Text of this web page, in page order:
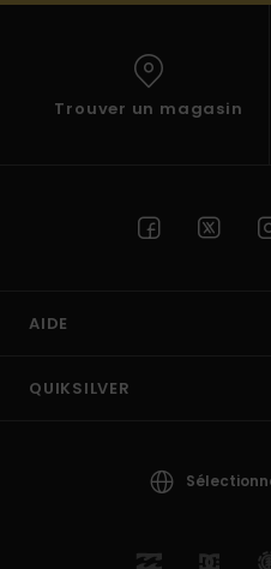
Trouver un magasin
AIDE
QUIKSILVER